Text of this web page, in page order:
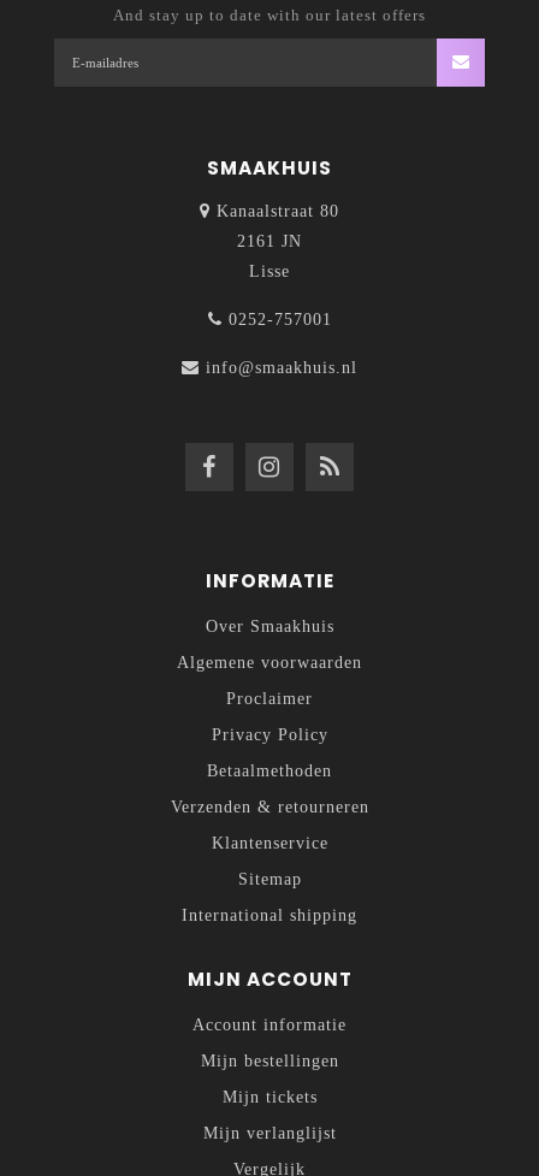
And stay up to date with our latest offers
SMAAKHUIS
Kanaalstraat 80
2161 JN
Lisse
0252-757001
info@smaakhuis.nl
INFORMATIE
Over Smaakhuis
Algemene voorwaarden
Proclaimer
Privacy Policy
Betaalmethoden
Verzenden & retourneren
Klantenservice
Sitemap
International shipping
MIJN ACCOUNT
Account informatie
Mijn bestellingen
Mijn tickets
Mijn verlanglijst
Vergelijk